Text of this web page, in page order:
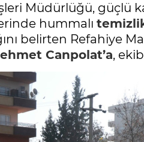
Müdürlüğü, güçlü
hummalı
belirten Refahiye
Canpolat’a,